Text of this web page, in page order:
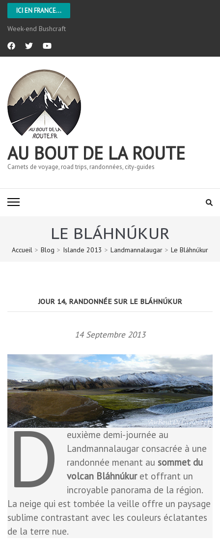
ICI EN FRANCE...
L’Aveyron
AU BOUT DE LA ROUTE
Carnets de voyage, road trips, randonnées, city-guides
LE BLÁHNÚKUR
Accueil > Blog > Islande 2013 > Landmannalaugar > Le Bláhnúkur
JOUR 14, RANDONNÉE SUR LE BLÁHNÚKUR
14 Septembre 2013
D
euxième demi-journée au
Landmannalaugar consacrée à une
randonnée menant au sommet du
volcan Bláhnúkuret offrant un
incroyable panorama de la région.
La neige qui est tombée la veille offre un paysage
sublime contrastant avec les couleurs éclatantes
de la terre nue.